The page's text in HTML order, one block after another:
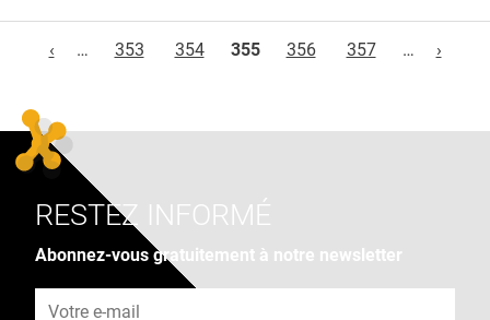
‹
… 353 354 355 356 357 … ›
RESTEZ INFORMÉ
Abonnez-vous gratuitement à notre newsletter